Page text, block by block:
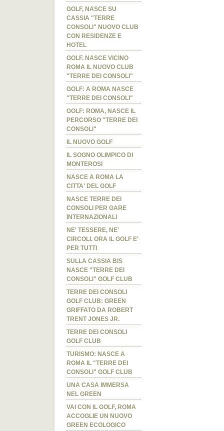
GOLF, NASCE SU
CASSIA "TERRE
CONSOLI" NUOVO CLUB
CON RESIDENZE E
HOTEL
GOLF. NASCE VICINO
ROMA IL NUOVO CLUB
"TERRE DEI CONSOLI"
GOLF: A ROMA NASCE
"TERRE DEI CONSOLI"
GOLF: ROMA, NASCE IL
PERCORSO "TERRE DEI
CONSOLI"
IL NUOVO GOLF
IL SOGNO OLIMPICO DI
MONTEROSI
NASCE A ROMA LA
CITTA' DEL GOLF
NASCE TERRE DEI
CONSOLI PER GARE
INTERNAZIONALI
NE' TESSERE, NE'
CIRCOLI. ORA IL GOLF E'
PER TUTTI
SULLA CASSIA BIS
NASCE "TERRE DEI
CONSOLI" GOLF CLUB
TERRE DEI CONSOLI
GOLF CLUB: GREEN
GRIFFATO DA ROBERT
TRENT JONES JR.
TERRE DEI CONSOLI
GOLF CLUB
TURISMO: NASCE A
ROMA IL "TERRE DEI
CONSOLI" GOLF CLUB
UNA CASA IMMERSA
NEL GREEN
VAI CON IL GOLF, ROMA
ACCOGLIE UN NUOVO
GREEN ECOLOGICO